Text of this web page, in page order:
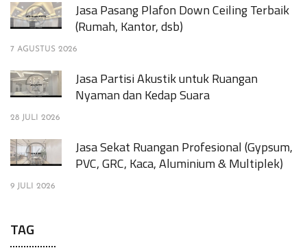
Jasa Pasang Plafon Down Ceiling Terbaik
(Rumah, Kantor, dsb)
7 AGUSTUS 2026
Jasa Partisi Akustik untuk Ruangan
Nyaman dan Kedap Suara
28 JULI 2026
Jasa Sekat Ruangan Profesional (Gypsum,
PVC, GRC, Kaca, Aluminium & Multiplek)
9 JULI 2026
TAG